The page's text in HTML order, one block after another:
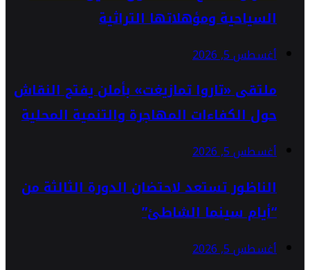
السياحية ومؤهلاتها التراثية
أغسطس 5, 2026
ملتقى «تاروا تمازيغت» بأملن يفتح النقاش
حول الكفاءات المهاجرة والتنمية المحلية
أغسطس 5, 2026
الناظور تستعد لاحتضان الدورة الثالثة من
“أيام سينما الشاطئ”
أغسطس 5, 2026